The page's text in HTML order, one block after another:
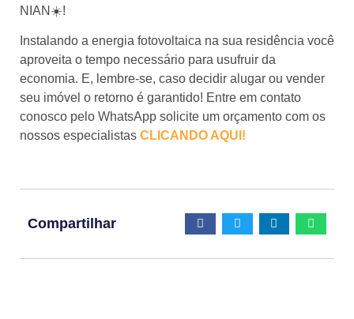
NIAN☀️!
Instalando a energia fotovoltaica na sua residência você
aproveita o tempo necessário para usufruir da
economia. E, lembre-se, caso decidir alugar ou vender
seu imóvel o retorno é garantido! Entre em contato
conosco pelo WhatsApp solicite um orçamento com os
nossos especialistas CLICANDO AQUI!
Compartilhar